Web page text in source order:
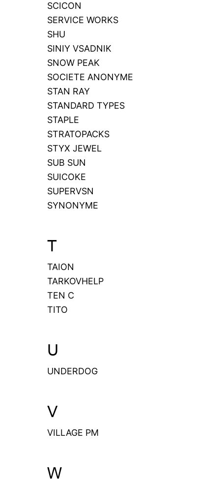
SCICON
SERVICE WORKS
SHU
SINIY VSADNIK
SNOW PEAK
SOCIETE ANONYME
STAN RAY
STANDARD TYPES
STAPLE
STRATOPACKS
STYX JEWEL
SUB SUN
SUICOKE
SUPERVSN
SYNONYME
T
TAION
TARKOVHELP
TEN C
TITO
U
UNDERDOG
V
VILLAGE PM
W